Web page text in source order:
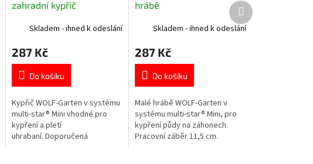
zahradní kypřič
Skladem - ihned k odeslání
287 Kč
Do košíku
Kypřič WOLF-Garten v systému
multi-star® Mini vhodné pro
kypření a pletí
uhrabaní. Doporučená
hrábě
Skladem - ihned k odeslání
287 Kč
Do košíku
Malé hrábě WOLF-Garten v
systému multi-star® Mini, pro
kypření půdy na záhonech.
Pracovní záběr 11,5 cm.
Další
produkt